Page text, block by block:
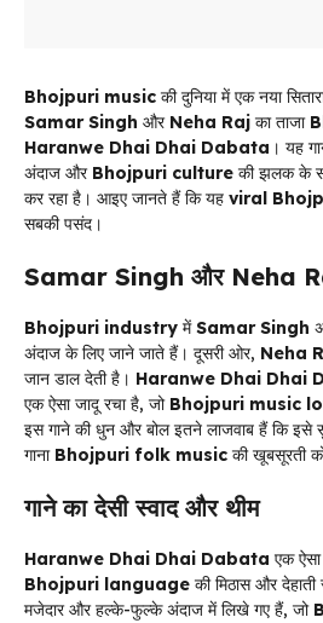
Bhojpuri music की दुनिया में एक नया
Samar Singh और Neha Raj का ताजा
Haranwe Dhai Dhai Dabata । यह
अंदाज और Bhojpuri culture की झलक के
कर रहा है। आइए जानते हैं कि यह viral
सबकी पसंद।
Samar Singh और Neha
Bhojpuri industry मेंSamar Singh
अंदाज के लिए जाने जाते हैं। दूसरी ओर, Neha
जान डाल देती है। Haranwe Dhai Dhai
एक ऐसा जादू रचा है, जो Bhojpuri music
इस गाने की धुन और बोल इतने लाजवाब हैं कि
गाना Bhojpuri folk music की खूबसूरती
गाने का देसी स्वाद और थीम
Haranwe Dhai Dhai Dabata एक ऐसा
Bhojpuri language की मिठास और
मजेदार और हल्के-फुल्के अंदाज में लिखे गए हैं, जो